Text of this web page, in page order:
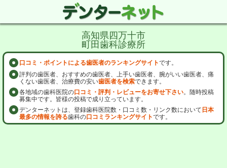
高知県四万十市
町田歯科診療所
口コミ・ポイントによる歯医者のランキングサイトです。
評判の歯医者、おすすめの歯医者、上手い歯医者、腕がいい歯医者、痛
くない歯医者、治療費の安い歯医者を検索できます。
各地域の歯科医院の口コミ・評判・レビューをお寄せ下さい。随時投稿
募集中です。皆様の投稿で成り立っています。
デンターネットは、登録歯科医院数・口コミ数・リンク数において 日本
最多の情報を誇る歯科の口コミランキングサイトです。